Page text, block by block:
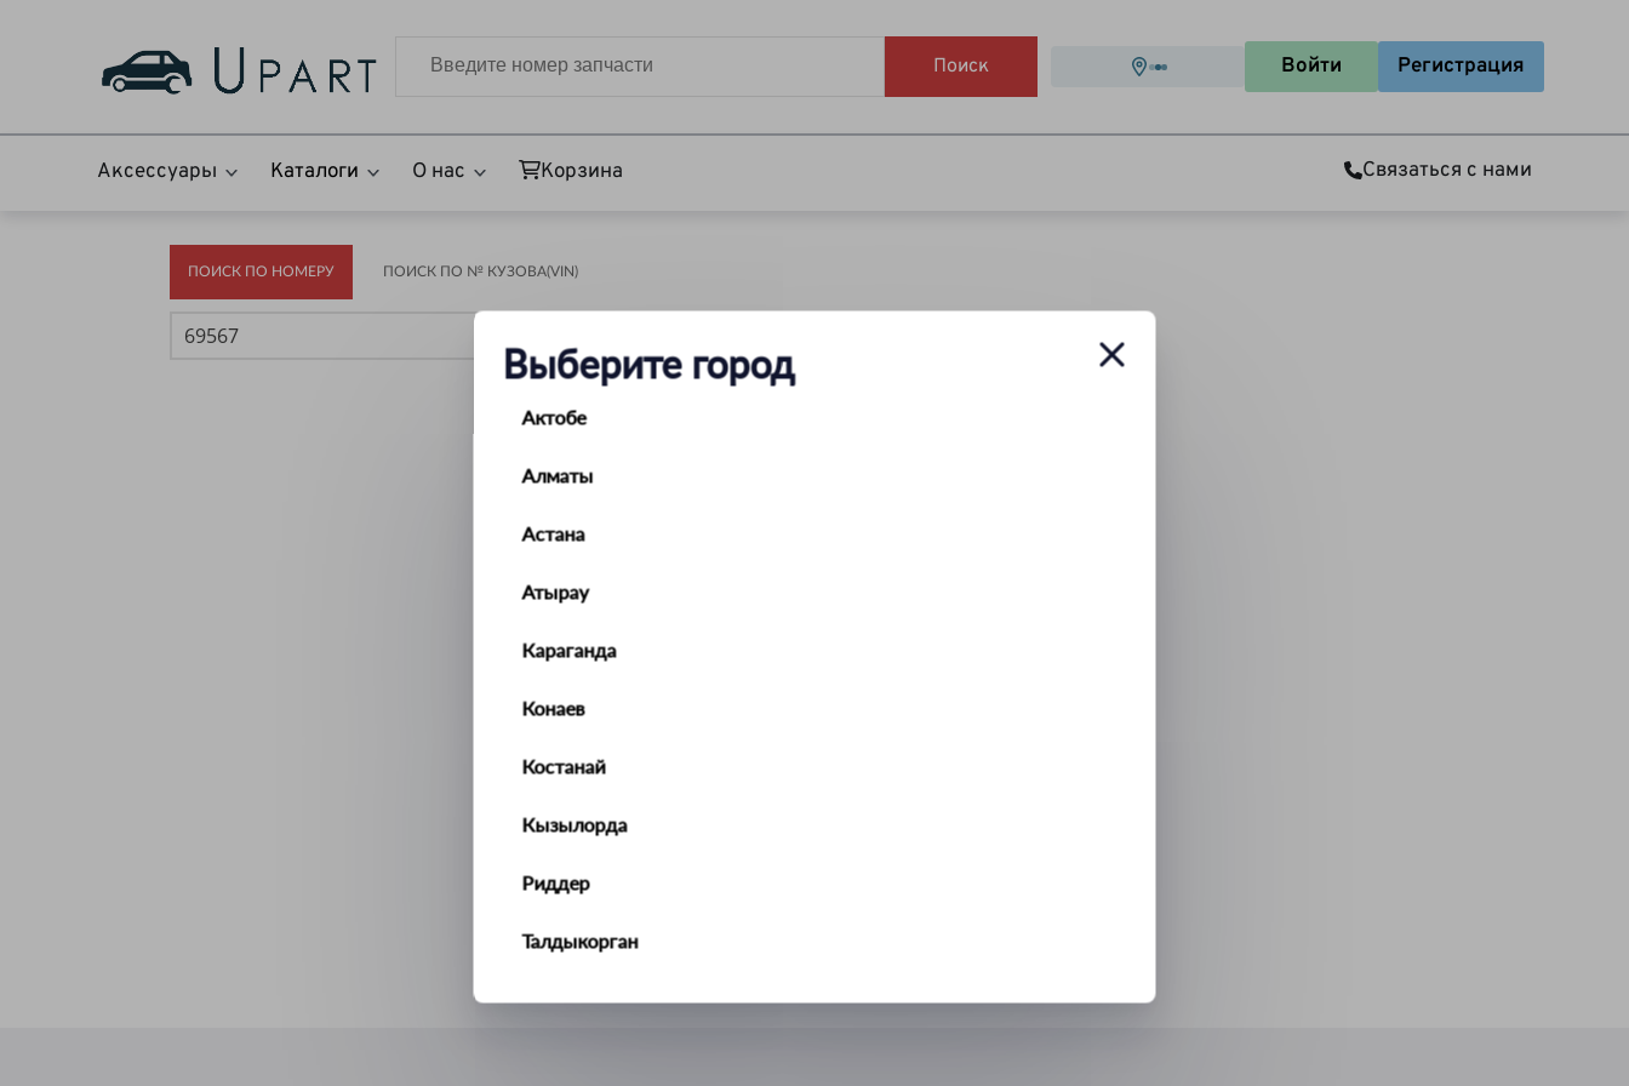
Поиск
Выберите город
Актобе
Алматы
Астана
Атырау
Караганда
Конаев
Костанай
Кызылорда
Риддер
Талдыкорган
Уральск
Войти Регистрация
Аксессуары Каталоги О нас Корзина Связаться с нами
ПОИСК ПО НОМЕРУ ПОИСК ПО № КУЗОВА(VIN)